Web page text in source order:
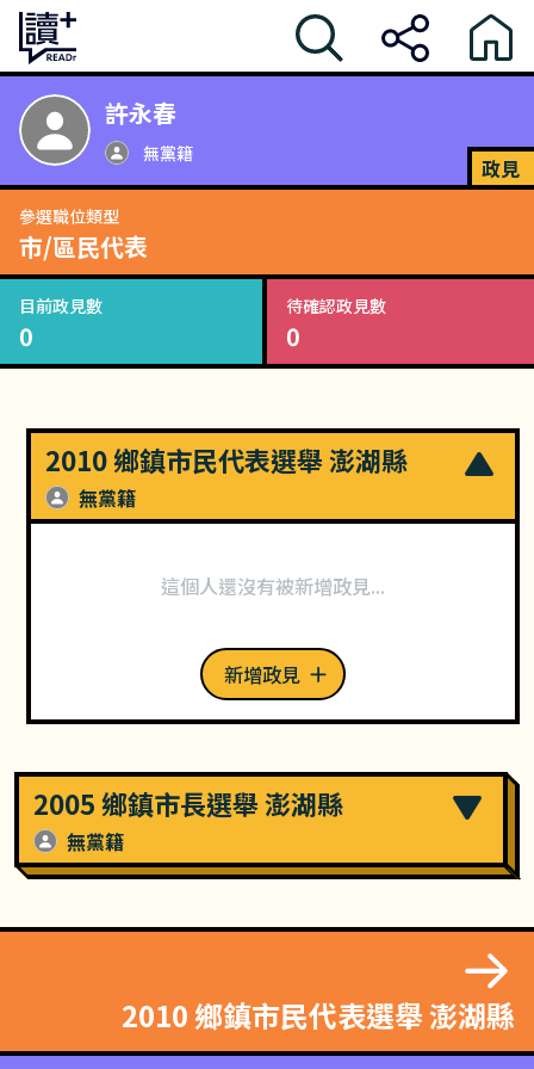
許永春
無黨籍
政見
參選職位類型
市/區民代表
目前政見數
0
待確認政見數
0
2010 鄉鎮市民代表選舉 澎湖縣
無黨籍
這個人還沒有被新增政見...
新增政見
2005 鄉鎮市長選舉 澎湖縣
無黨籍
2010 鄉鎮市民代表選舉 澎湖縣